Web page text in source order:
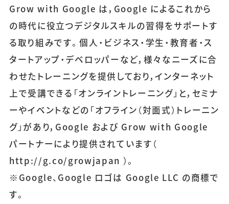
Grow with Google は，Google によるこれから
の時代に役立つデジタルスキルの習得をサポートす
る取り組みです。個人・ビジネス・学生・教育者・ス
タートアップ・デベロッパーなど，様々なニーズに合
わせたトレーニングを提供しており，インターネット
上で受講できる「オンライントレーニング」と，セミナ
ーやイベントなどの「オフライン（対面式）トレーニン
グ」があり，Google および Grow with Google
パートナーにより提供されています（
http://g.co/growjapan ）。
※Google、Google ロゴは Google LLC の商標で
す。